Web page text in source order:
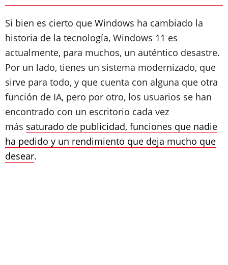
Si bien es cierto que Windows ha cambiado la
historia de la tecnología, Windows 11 es
actualmente, para muchos, un auténtico desastre.
Por un lado, tienes un sistema modernizado, que
sirve para todo, y que cuenta con alguna que otra
función de IA, pero por otro, los usuarios se han
encontrado con un escritorio cada vez
más saturado de publicidad, funciones que nadie
ha pedido y un rendimiento que deja mucho que
desear.